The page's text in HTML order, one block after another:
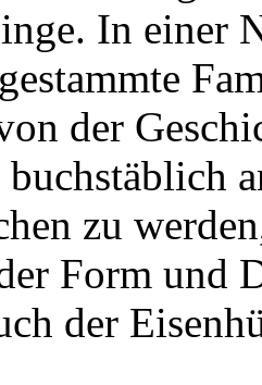
In einer
der
zu
Form und
der